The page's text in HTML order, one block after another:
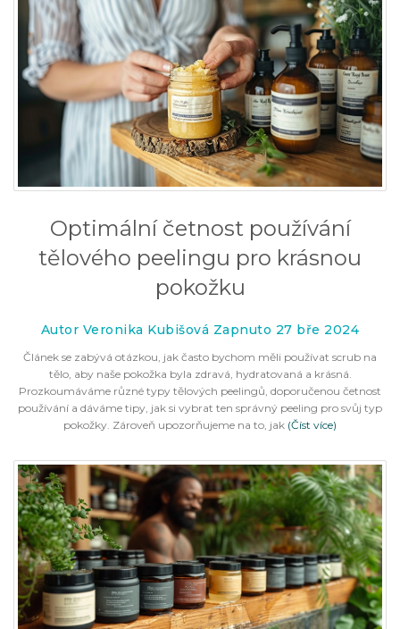
Optimální četnost používání
tělového peelingu pro krásnou
pokožku
Autor Veronika Kubišová Zapnuto 27 bře 2024
Článek se zabývá otázkou, jak často bychom měli používat scrub na
tělo, aby naše pokožka byla zdravá, hydratovaná a krásná.
Prozkoumáváme různé typy tělových peelingů, doporučenou četnost
používání a dáváme tipy, jak si vybrat ten správný peeling pro svůj typ
pokožky. Zároveň upozorňujeme na to, jak (Číst více)